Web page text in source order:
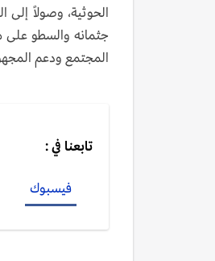
الحوثية، وصولاً
جثمانه والسطو على
المجتمع ودعم
تابعنا في :
فيسبوك